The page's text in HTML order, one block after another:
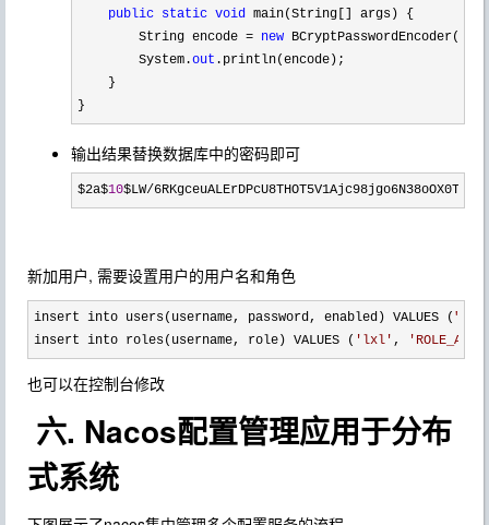
public static void main(String[] args) {
        String encode
= new
        System.
out .println(encode);
    }
}
输出结果替换数据库中的密码即可
$2a$10$LW/
新加用户, 需要设置用户的用户名和角色
insert into users(username, password, enabled) VALUES ( "
insert into roles(username, role) VALUES ( ' lxl ' , '
也可以在控制台修改
六. Nacos配置管理应用于分布
式系统